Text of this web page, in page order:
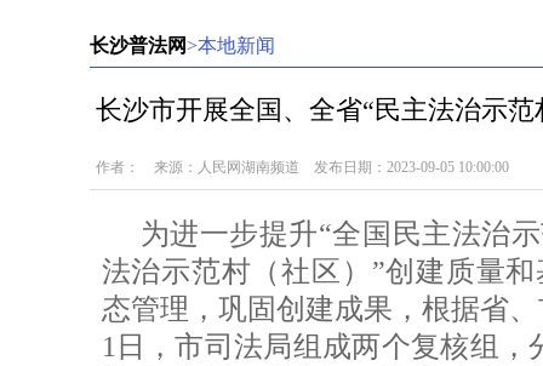
长沙普法网>本地新闻
长沙市开展全国、全省“民主法治示
作者： 来源：人民网湖南频道 发布日期：2023-09-05 10:00:00
为进一步提升“全国民主法治
法治示范村（社区）”创建质量
态管理，巩固创建成果，根据省
1日，市司法局组成两个复核组